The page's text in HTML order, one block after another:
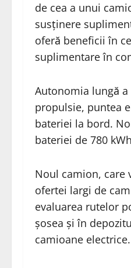
de cea a unui
susținere
oferă beneficii în
suplimentare în
Autonomia lungă
propulsie, puntea
bateriei la bord.
bateriei de 780
Noul camion, care
ofertei largi de
evaluarea rutelor
șosea și în
camioane electrice.